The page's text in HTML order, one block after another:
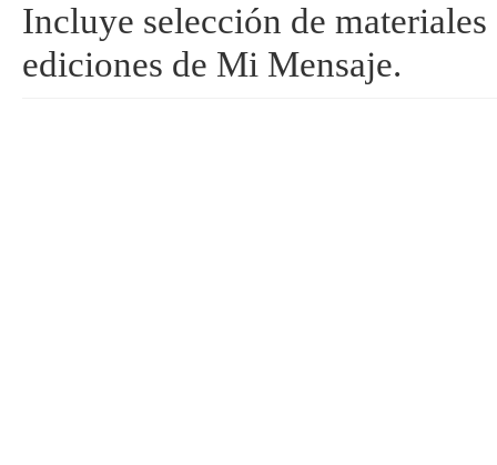
Incluye selección de
ediciones de Mi Mensaje.